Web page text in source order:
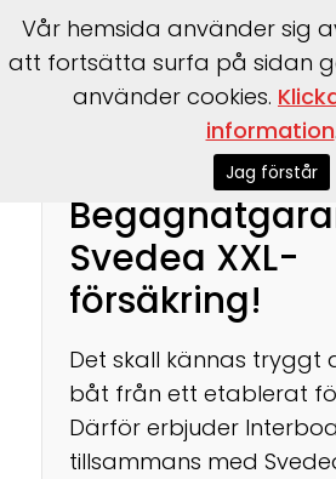
Begagnat garanti
Svedea XXL-
försäkring!
Det skall kännas tryggt
båt från ett etablerat
Därför erbjuder
tillsammans med
Vår hemsida använder sig
att fortsätta surfa på sidan
använder cookies.
information.
Jag förstår